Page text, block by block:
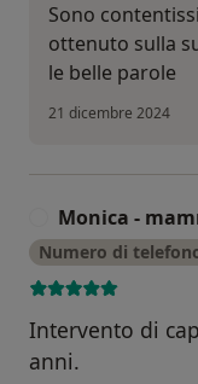
Sono
ottenuto sulla
le belle parole
21 dicembre 2024
Monica -
Numero di
Intervento di
anni.